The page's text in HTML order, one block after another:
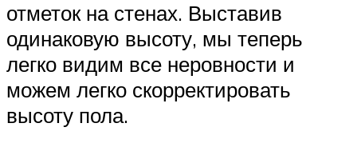
отметок на стенах. Выставив
одинаковую высоту, мы теперь
легко видим все неровности и
можем легко скорректировать
высоту пола.